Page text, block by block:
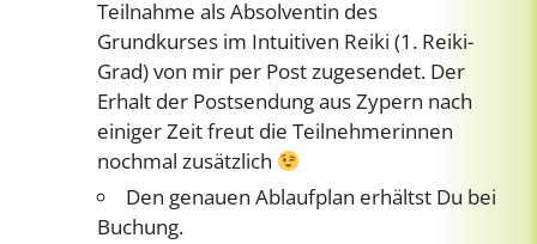
Teilnahme als Absolventin des
Grundkurses im Intuitiven Reiki (1. Reiki-
Grad) von mir per Post zugesendet. Der
Erhalt der Postsendung aus Zypern nach
einiger Zeit freut die Teilnehmerinnen
nochmal zusätzlich
Den genauen Ablaufplan erhältst Du bei
Buchung.